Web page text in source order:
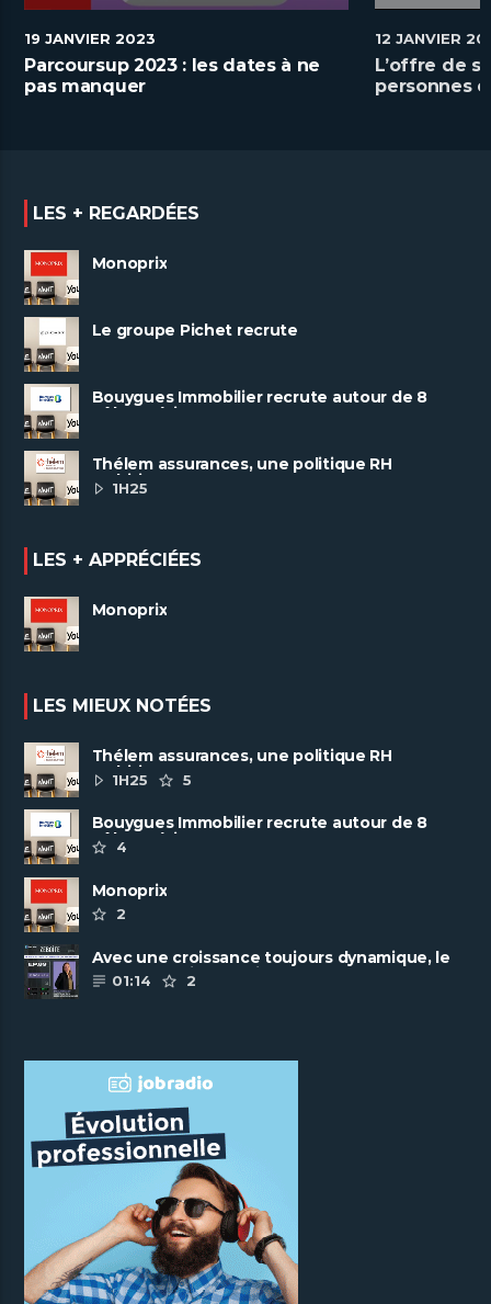
19 JANVIER 2023
Parcoursup 2023 : les dates à ne
pas manquer
12 JANVIER
L’offre de
personnes
LES + REGARDÉES
Monoprix
Le groupe Pichet recrute
Bouygues Immobilier recrute autour de 8
pôles métiers
Thélem assurances, une politique RH
ambitieuse
1H25
LES + APPRÉCIÉES
Monoprix
LES MIEUX NOTÉES
Thélem assurances, une politique RH
ambitieuse
1H25 5
Bouygues Immobilier recrute autour de 8
pôles métiers
4
Monoprix
2
Avec une croissance toujours dynamique, le
groupe Scalian continue de ......
01:14 2